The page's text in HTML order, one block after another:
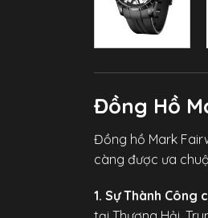
Đồng Hồ
Đồng hồ Mark
càng được ưa
1. Sự Thành Công